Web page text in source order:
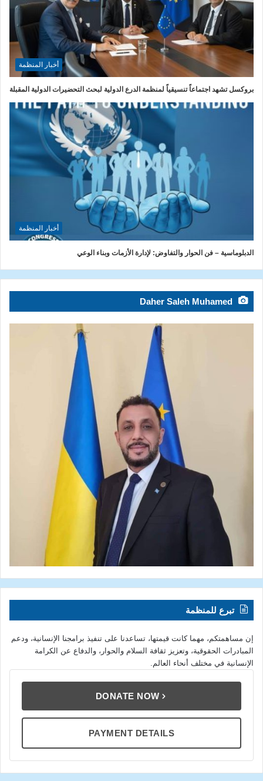
أخبار المنظمة
بروكسل تشهد اجتماعاً تنسيقياً لمنظمة الدرع الدولية لبحث التحضيرات الدولية المقبلة
أخبار المنظمة
الدبلوماسية – فن الحوار والتفاوض: لإدارة الأزمات وبناء الوعي
Daher Saleh Muhamed
تبرع للمنظمة
إن مساهمتكم، مهما كانت قيمتها، تساعدنا على تنفيذ برامجنا الإنسانية، ودعم
المبادرات الحقوقية، وتعزيز ثقافة السلام والحوار، والدفاع عن الكرامة
الإنسانية في مختلف أنحاء العالم.
DONATE NOW
PAYMENT DETAILS